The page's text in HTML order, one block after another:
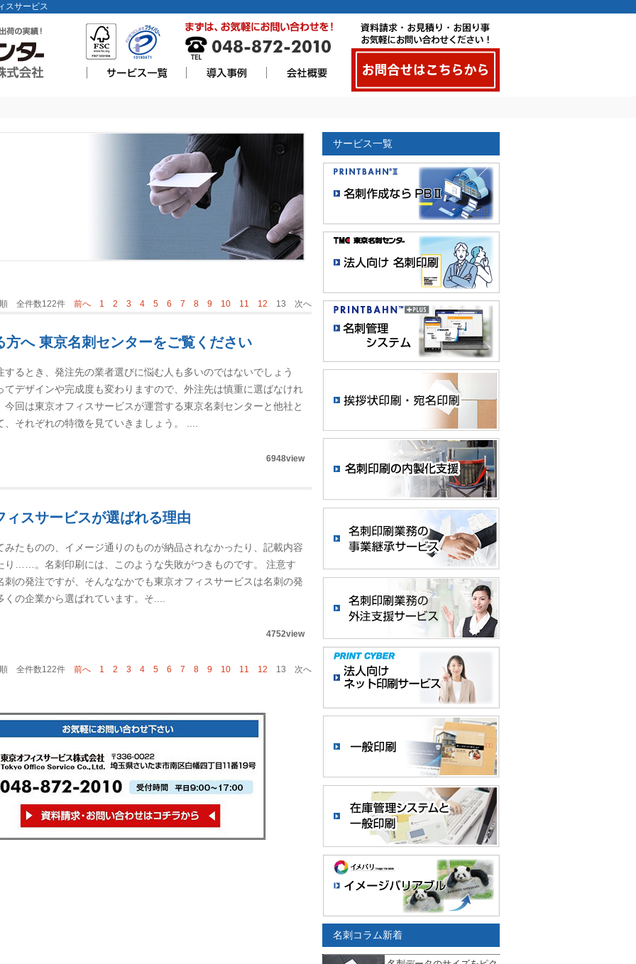
スサービス
全件数122件 前へ 1 2 3 4 5 6 7 8 9 10 11 12 13 次へ
へ 東京名刺センターをご覧ください
するとき、発注先の業者選びに悩む人も多いのではないでしょう
てデザインや完成度も変わりますので、外注先は慎重に選ばなけれ
今回は東京オフィスサービスが運営する東京名刺センターと他社と
、それぞれの特徴を見ていきましょう。 ....
6948view
スサービスが選ばれる理由
みたものの、イメージ通りのものが納品されなかったり、記載内容
り……。名刺印刷には、このような失敗がつきものです。 注意す
刺の発注ですが、そんななかでも東京オフィスサービスは名刺の発
くの企業から選ばれています。そ....
4752view
全件数122件 前へ 1 2 3 4 5 6 7 8 9 10 11 12 13 次へ
サービス一覧
名刺コラム新着